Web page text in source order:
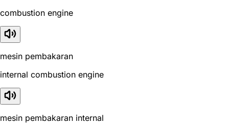
combustion engine
mesin pembakaran
internal combustion engine
mesin pembakaran internal